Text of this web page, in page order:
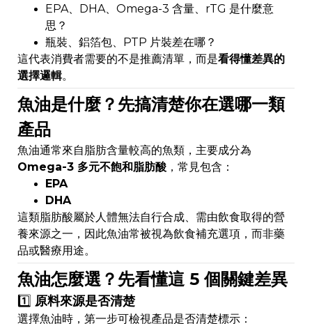
EPA、DHA、Omega-3 含量、rTG 是什麼意
思？
瓶裝、鋁箔包、PTP 片裝差在哪？
這代表消費者需要的不是推薦清單，而是看得懂差異的
選擇邏輯。
魚油是什麼？先搞清楚你在選哪一類
產品
魚油通常來自脂肪含量較高的魚類，主要成分為
Omega-3 多元不飽和脂肪酸 ，常見包含：
EPA
DHA
這類脂肪酸屬於人體無法自行合成、需由飲食取得的營
養來源之一，因此魚油常被視為飲食補充選項，而非藥
品或醫療用途。
魚油怎麼選？先看懂這 5 個關鍵差異
1️⃣ 原料來源是否清楚
選擇魚油時，第一步可檢視產品是否清楚標示：